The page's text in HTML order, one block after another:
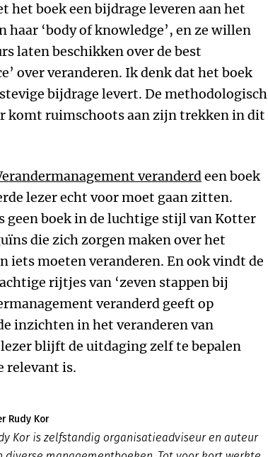
het boek een bijdrage leveren aan het
haar ‘body of knowledge’, en ze willen
laten beschikken over de best
over veranderen. Ik denk dat het boek
bijdrage levert. De methodologisch
komt ruimschoots aan zijn trekken in dit
veranderdeen boek
lezer echt voor moet gaan zitten.
geen boek in de luchtige stijl van Kotter
die zich zorgen maken over het
iets moeten veranderen. En ook vindt de
rijtjes van ‘zeven stappen bij
veranderd geeft op
inzichten in het veranderen van
blijft de uitdaging zelf te bepalen
relevant is.
Rudy Kor
Kor is zelfstandig organisatieadviseur en auteur